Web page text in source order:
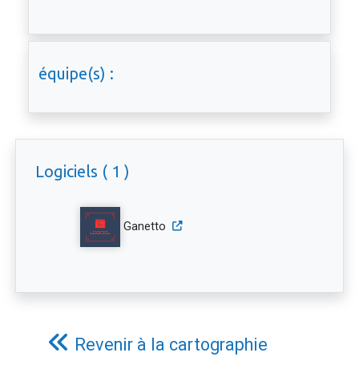
équipe(s) :
Logiciels ( 1 )
Ganetto
Revenir à la cartographie